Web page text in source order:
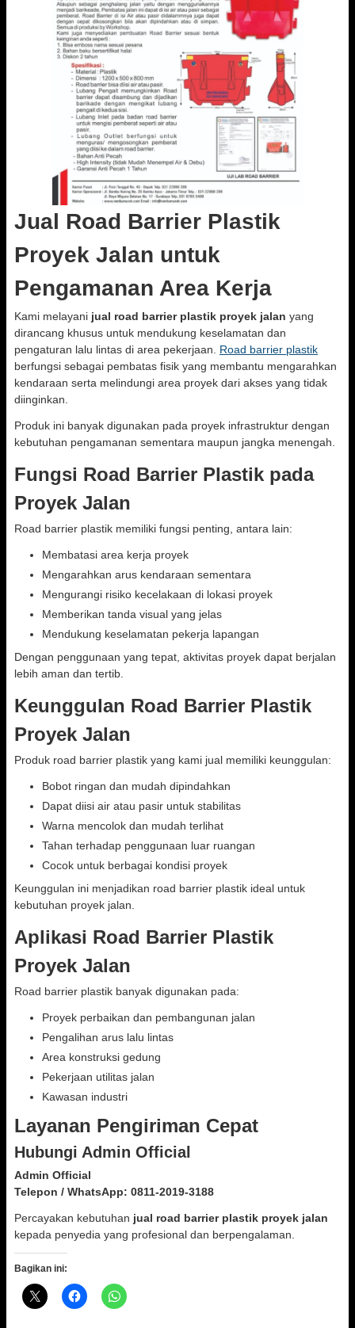
Jual Road Barrier Plastik
Proyek Jalan untuk
Pengamanan Area Kerja
Kami melayani jual road barrier plastik proyek jalan yang
dirancang khusus untuk mendukung keselamatan dan
pengaturan lalu lintas di area pekerjaan. Road barrier plastik
berfungsi sebagai pembatas fisik yang membantu mengarahkan
kendaraan serta melindungi area proyek dari akses yang tidak
diinginkan.
Produk ini banyak digunakan pada proyek infrastruktur dengan
kebutuhan pengamanan sementara maupun jangka menengah.
Fungsi Road Barrier Plastik pada
Proyek Jalan
Road barrier plastik memiliki fungsi penting, antara lain:
Membatasi area kerja proyek
Mengarahkan arus kendaraan sementara
Mengurangi risiko kecelakaan di lokasi proyek
Memberikan tanda visual yang jelas
Mendukung keselamatan pekerja lapangan
Dengan penggunaan yang tepat, aktivitas proyek dapat berjalan
lebih aman dan tertib.
Keunggulan Road Barrier Plastik
Proyek Jalan
Produk road barrier plastik yang kami jual memiliki keunggulan:
Bobot ringan dan mudah dipindahkan
Dapat diisi air atau pasir untuk stabilitas
Warna mencolok dan mudah terlihat
Tahan terhadap penggunaan luar ruangan
Cocok untuk berbagai kondisi proyek
Keunggulan ini menjadikan road barrier plastik ideal untuk
kebutuhan proyek jalan.
Aplikasi Road Barrier Plastik
Proyek Jalan
Road barrier plastik banyak digunakan pada:
Proyek perbaikan dan pembangunan jalan
Pengalihan arus lalu lintas
Area konstruksi gedung
Pekerjaan utilitas jalan
Kawasan industri
Layanan Pengiriman Cepat
Hubungi Admin Official
Admin Official
Telepon / WhatsApp: 0811-2019-3188
Percayakan kebutuhan jual road barrier plastik proyek jalan
kepada penyedia yang profesional dan berpengalaman.
Bagikan ini: